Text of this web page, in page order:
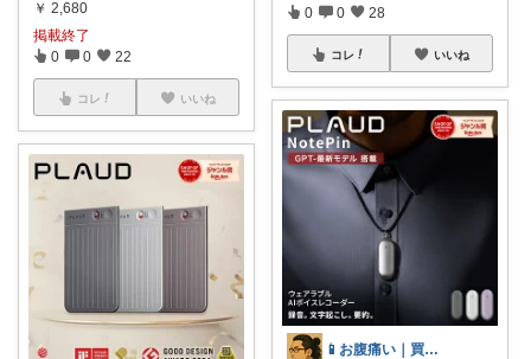
￥ 2,680
掲載終了
0 0 22
コレ いいね
0 0 28
コレ いいね
📱お腹痛い｜買ってよかった神ガジェット